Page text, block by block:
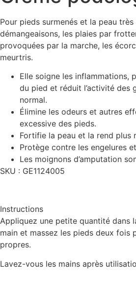
Pour pieds surmenés et la peau
démangeaisons, les plaies par
provoquées par la marche, les
meurtris.
Elle soigne les inflammations,
du pied et réduit l’activité des
normal.
Élimine les odeurs et autres
excessive des pieds.
Fortifie la peau et la rend plus
Protège contre les engelures
Les moignons d’amputation
SKU : GE1124005
Instructions
Appliquez une petite quantité dans
main et massez les pieds deux fois
propres.
Lavez-vous les mains après